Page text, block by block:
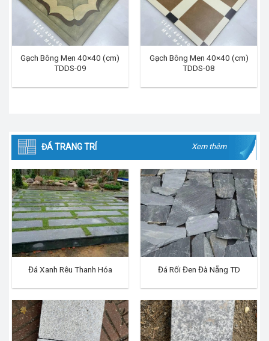
Gạch Bông Men 40×40 (cm)
TDDS-09
Gạch Bông Men 40×40 (cm)
TDDS-08
ĐÁ TRANG TRÍ Xem thêm
Đá Xanh Rêu Thanh Hóa Đá Rối Đen Đà Nẵng TD